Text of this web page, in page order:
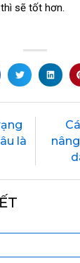
sẽ tốt hơn.
là